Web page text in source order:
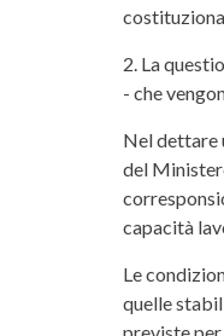
2. La
- che
Nel dettare
del
capacità
Le
quelle